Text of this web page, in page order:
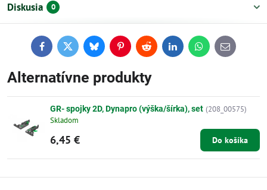
Diskusia 0
FacebookTwitterBlueskyPinterestReddit LinkedInWhatsApp
E-
mail
Alternatívne produkty
GR- spojky 2D, Dynapro (výška/šírka), set (208_00575)
Skladom
6,45 € Do košíka